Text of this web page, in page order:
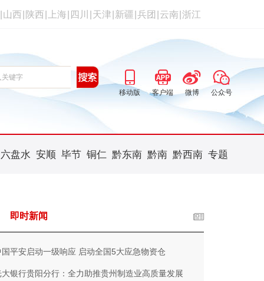
山西 陕西 上海 四川 天津 新疆 兵团 云南 浙江
移动版 客户端 微博 公众号
六盘水 安顺 毕节 铜仁 黔东南 黔南 黔西南 专题
即时新闻
国平安启动一级响应 启动全国5大应急物资仓
大银行贵阳分行：全力助推贵州制造业高质量发展